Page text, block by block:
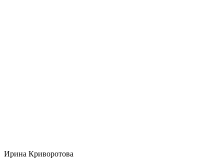
Ирина Криворотова